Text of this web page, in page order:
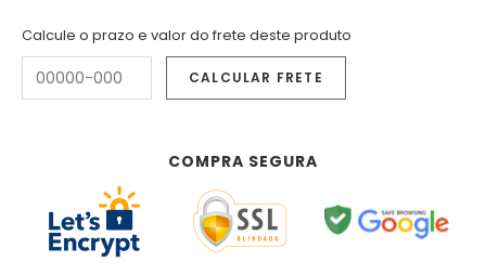
Calcule o prazo e valor do frete deste produto
COMPRA SEGURA